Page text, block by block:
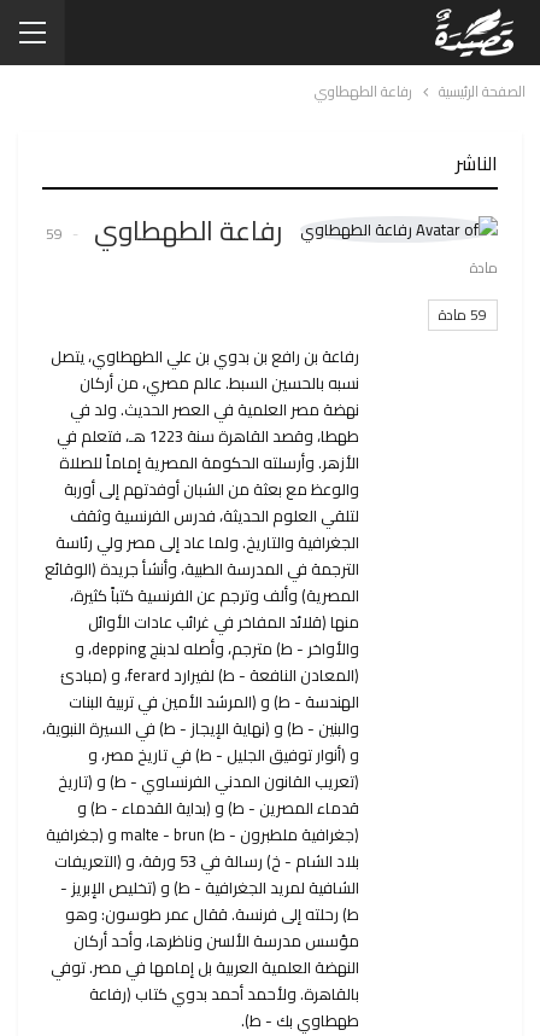
الصفحة الرئيسية رفاعة الطهطاوي
الناشر
رفاعة الطهطاوي
59
مادة
59 مادة
رفاعة بن رافع بن بدوي بن علي الطهطاوي، يتصل
نسبه بالحسين السبط. عالم مصري، من أركان
نهضة مصر العلمية في العصر الحديث. ولد في
طهطا، وقصد القاهرة سنة 1223 هـ، فتعلم في
الأزهر. وأرسلته الحكومة المصرية إماماً للصلاة
والوعظ مع بعثة من الشبان أوفدتهم إلى أوربة
لتلقي العلوم الحديثة، فدرس الفرنسية وثقف
الجغرافية والتاريخ. ولما عاد إلى مصر ولي رئاسة
الترجمة في المدرسة الطبية، وأنشأ جريدة (الوقائع
المصرية) وألف وترجم عن الفرنسية كتباً كثيرة،
منها (قلائد المفاخر في غرائب عادات الأوائل
والأواخر - ط) مترجم، وأصله لدبنج depping، و
(المعادن النافعة - ط) لفيرارد ferard، و (مبادئ
الهندسة - ط) و (المرشد الأمين في تربية البنات
والبنين - ط) و (نهاية الإيجاز - ط) في السيرة النبوية،
و (أنوار توفيق الجليل - ط) في تاريخ مصر، و
(تعريب القانون المدني الفرنساوي - ط) و (تاريخ
قدماء المصرين - ط) و (بداية القدماء - ط) و
(جغرافية ملطبرون - ط) malte - brun و (جغرافية
بلاد الشام - خ) رسالة في 53 ورقة، و (التعريفات
الشافية لمريد الجغرافية - ط) و (تخليص الإبريز -
ط) رحلته إلى فرنسة. ققال عمر طوسون: وهو
مؤسس مدرسة الألسن وناظرها، وأحد أركان
النهضة العلمية العربية بل إمامها في مصر. توفي
بالقاهرة. ولأحمد أحمد بدوي كتاب (رفاعة
طهطاوي بك - ط).